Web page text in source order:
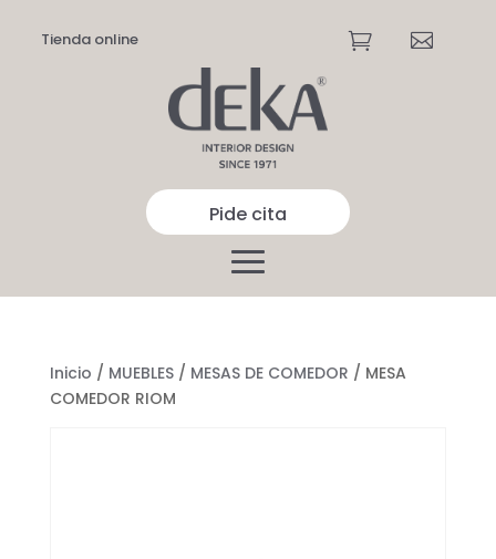
Tienda online  
Pide cita
Inicio / MUEBLES/ MESAS DE COMEDOR / MESA
COMEDOR RIOM